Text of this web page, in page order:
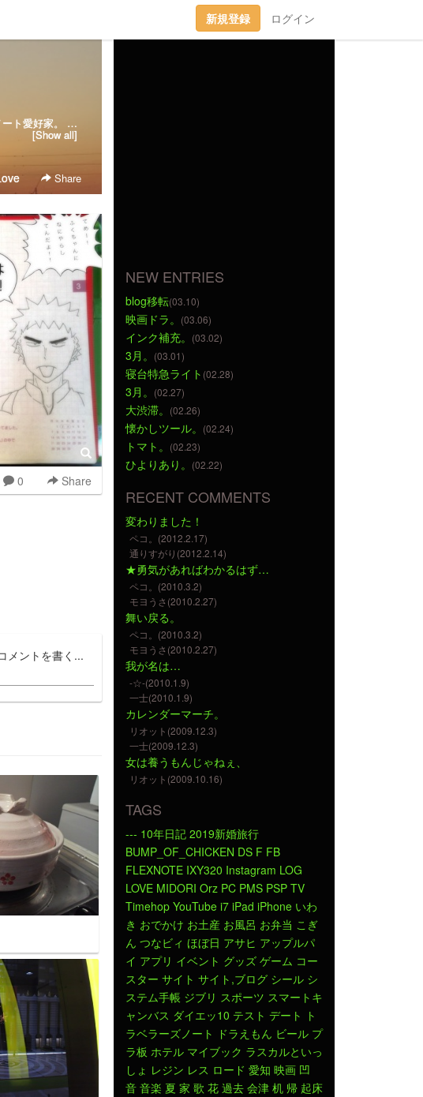
新規登録 ログイン
:: since :: 2007/08/28気ままに日常をゆるーく綴ります。▼趣味丸出し。▼トラベラーズノート愛好家。 →書籍に一部載せていただきました★(奇跡)▼小さいノート活用術▼FLEXNOTEも活用しています。▼他、手帳・文房具大好き。▼2018に都内→田舎に移住。▼プラ板・レジン・手芸などハンドメイドをたまに▼メインはインスタです。
[Show all]
Share
0 Share
メントを書く...
NEW ENTRIES
blog移転(03.10)
映画ドラ。 (03.06)
インク補充。 (03.02)
3月。 (03.01)
寝台特急ライト (02.28)
3月。 (02.27)
大渋滞。 (02.26)
懐かしツール。 (02.24)
トマト。 (02.23)
ひよりあり。 (02.22)
RECENT COMMENTS
変わりました！
ペコ。(2012.2.17)
通りすがり(2012.2.14)
★勇気があればわかるはず…
ペコ。(2010.3.2)
モヨうさ(2010.2.27)
舞い戻る。
ペコ。(2010.3.2)
モヨうさ(2010.2.27)
我が名は…
-☆-(2010.1.9)
一士(2010.1.9)
カレンダーマーチ。
リオット(2009.12.3)
一士(2009.12.3)
女は養うもんじゃねぇ、
リオット(2009.10.16)
TAGS
--- 10年日記 2019新婚旅行
BUMP_OF_CHICKEN DS F FB
FLEXNOTE IXY320 Instagram LOG
LOVE MIDORI Orz PC PMS PSP TV
Timehop YouTube i7 iPad iPhone いわ
き おでかけ お土産 お風呂 お弁当 こぎ
ん つなビィ ほぼ日 アサヒ アップルパ
イ アプリ イベント グッズ ゲーム コー
スター サイト サイト,ブログ シール シ
ステム手帳 ジブリ スポーツ スマートキ
ャンバス ダイエッ10 テスト デート ト
ラベラーズノート ドラえもん ビール プ
ラ板 ホテル マイブック ラスカルといっ
しょ レジン レス ロード 愛知 映画 凹
音 音楽 夏 家 歌 花 過去 会津 机 帰 起床